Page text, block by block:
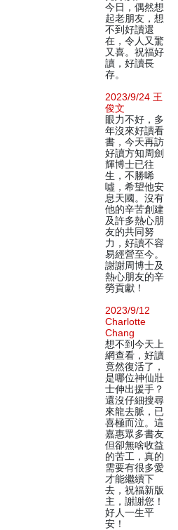
今日，偶然想
起老朋友，想
不到好讀還
在，令人又驚
又喜。祝福好
讀，好讀長
存。
2023/9/24 王
俊文
眼力不好，多
年沒來好讀看
書，今天再訪
好讀方知周劍
輝博士已往
生，不勝唏
噓，希望他安
息天國。沒有
他的辛苦創建
及許多熱心朋
友的共同努
力，好讀不容
易經營至今。
謝謝周博士及
熱心朋友的辛
勞貢獻！
2023/9/12
Charlotte
Chang
想不到今天上
網查看，好讀
竟然復活了，
是哪位神仙壯
士伸出援手？
還沒仔細搜尋
來龍去脈，已
喜極而泣。這
嘉惠眾多書友
但卻無啥收益
的苦工，真的
需要有很多愛
才能繼續下
去，祝福新版
主，謝謝您！
好人一生平
安！